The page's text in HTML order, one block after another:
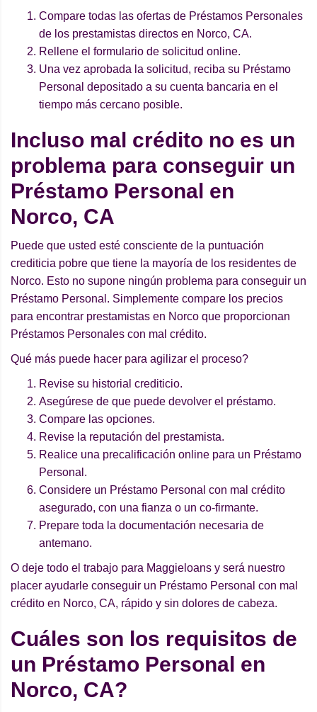
Compare todas las ofertas de Préstamos Personales
de los prestamistas directos en Norco, CA.
Rellene el formulario de solicitud online.
Una vez aprobada la solicitud, reciba su Préstamo
Personal depositado a su cuenta bancaria en el
tiempo más cercano posible.
Incluso mal crédito no es un
problema para conseguir un
Préstamo Personal en
Norco, CA
Puede que usted esté consciente de la puntuación
crediticia pobre que tiene la mayoría de los residentes de
Norco. Esto no supone ningún problema para conseguir un
Préstamo Personal. Simplemente compare los precios
para encontrar prestamistas en Norco que proporcionan
Préstamos Personales con mal crédito.
Qué más puede hacer para agilizar el proceso?
Revise su historial crediticio.
Asegúrese de que puede devolver el préstamo.
Compare las opciones.
Revise la reputación del prestamista.
Realice una precalificación online para un Préstamo
Personal.
Considere un Préstamo Personal con mal crédito
asegurado, con una fianza o un co-firmante.
Prepare toda la documentación necesaria de
antemano.
O deje todo el trabajo para Maggieloans y será nuestro
placer ayudarle conseguir un Préstamo Personal con mal
crédito en Norco, CA, rápido y sin dolores de cabeza.
Cuáles son los requisitos de
un Préstamo Personal en
Norco, CA?